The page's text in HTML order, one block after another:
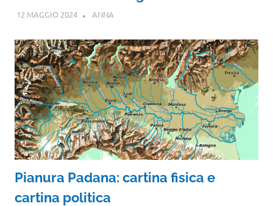
12 MAGGIO 2024 ANNA
Pianura Padana: cartina fisica e
cartina politica